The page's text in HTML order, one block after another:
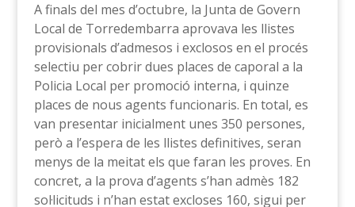
A finals del mes d’octubre, la Junta de Govern
Local de Torredembarra aprovava les llistes
provisionals d’admesos i exclosos en el procés
selectiu per cobrir dues places de caporal a la
Policia Local per promoció interna, i quinze
places de nous agents funcionaris. En total, es
van presentar inicialment unes 350 persones,
però a l’espera de les llistes definitives, seran
menys de la meitat els que faran les proves. En
concret, a la prova d’agents s’han admès 182
sol·licituds i n’han estat excloses 160, sigui per